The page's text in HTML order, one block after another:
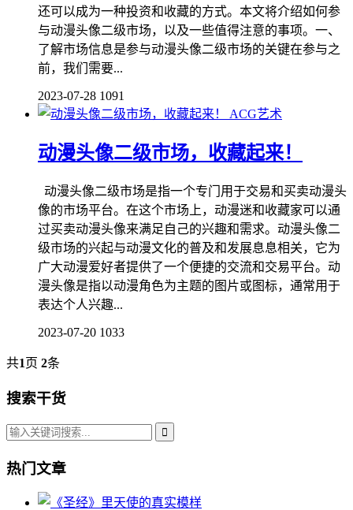
还可以成为一种投资和收藏的方式。本文将介绍如何参
与动漫头像二级市场，以及一些值得注意的事项。一、
了解市场信息是参与动漫头像二级市场的关键在参与之
前，我们需要...
2023-07-28 1091
ACG艺术
动漫头像二级市场，收藏起来！
动漫头像二级市场是指一个专门用于交易和买卖动漫头
像的市场平台。在这个市场上，动漫迷和收藏家可以通
过买卖动漫头像来满足自己的兴趣和需求。动漫头像二
级市场的兴起与动漫文化的普及和发展息息相关，它为
广大动漫爱好者提供了一个便捷的交流和交易平台。动
漫头像是指以动漫角色为主题的图片或图标，通常用于
表达个人兴趣...
2023-07-20 1033
共1页 2条
搜索干货
热门文章